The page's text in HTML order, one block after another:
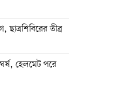
তীব্র
হেলমেট পরে